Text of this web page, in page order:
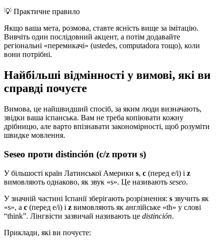
💡 Практичне правило
Якщо ваша мета, розмова, ставте ясність вище за імітацію.
Вивчіть один послідовний акцент, а потім додавайте
регіональні «перемикачі» (ustedes, computadora тощо), коли
вони потрібні.
Найбільші відмінності у вимові, які ви
справді почуєте
Вимова, це найшвидший спосіб, за яким люди визначають,
звідки ваша іспанська. Вам не треба копіювати кожну
дрібницю, але варто впізнавати закономірності, щоб розуміти
швидке мовлення.
Seseo проти distinción (c/z проти s)
У більшості країн Латинської Америки s, c (перед e/i) і z
вимовляють однаково, як звук «s». Це називають seseo.
У значній частині Іспанії зберігають розрізнення: s звучить як
«s», а c (перед e/i) і z вимовляють як англійське «th» у слові
“think”. Лінгвісти зазвичай називають це distinción.
Приклади, які ви почуєте: